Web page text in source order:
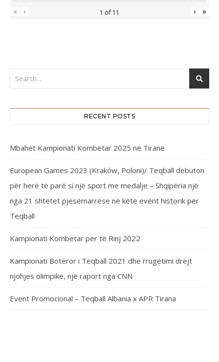
« ‹ 1 of 11 › »
RECENT POSTS
Mbahet Kampionati Kombëtar 2025 në Tiranë
European Games 2023 (Kraków, Poloni)/ Teqball debuton
për herë të parë si një sport me medalje – Shqipëria një
nga 21 shtetet pjesëmarrëse në këtë event historik për
Teqball
Kampionati Kombëtar për të Rinj 2022
Kampionati Botëror i Teqball 2021 dhe rrugëtimi drejt
njohjes olimpike, një raport nga CNN
Event Promocional – Teqball Albania x APR Tirana